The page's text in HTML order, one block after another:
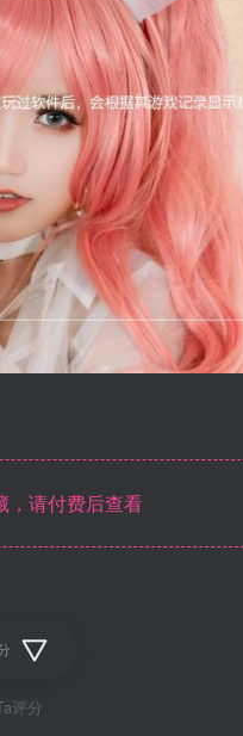
请付费后查看
评分